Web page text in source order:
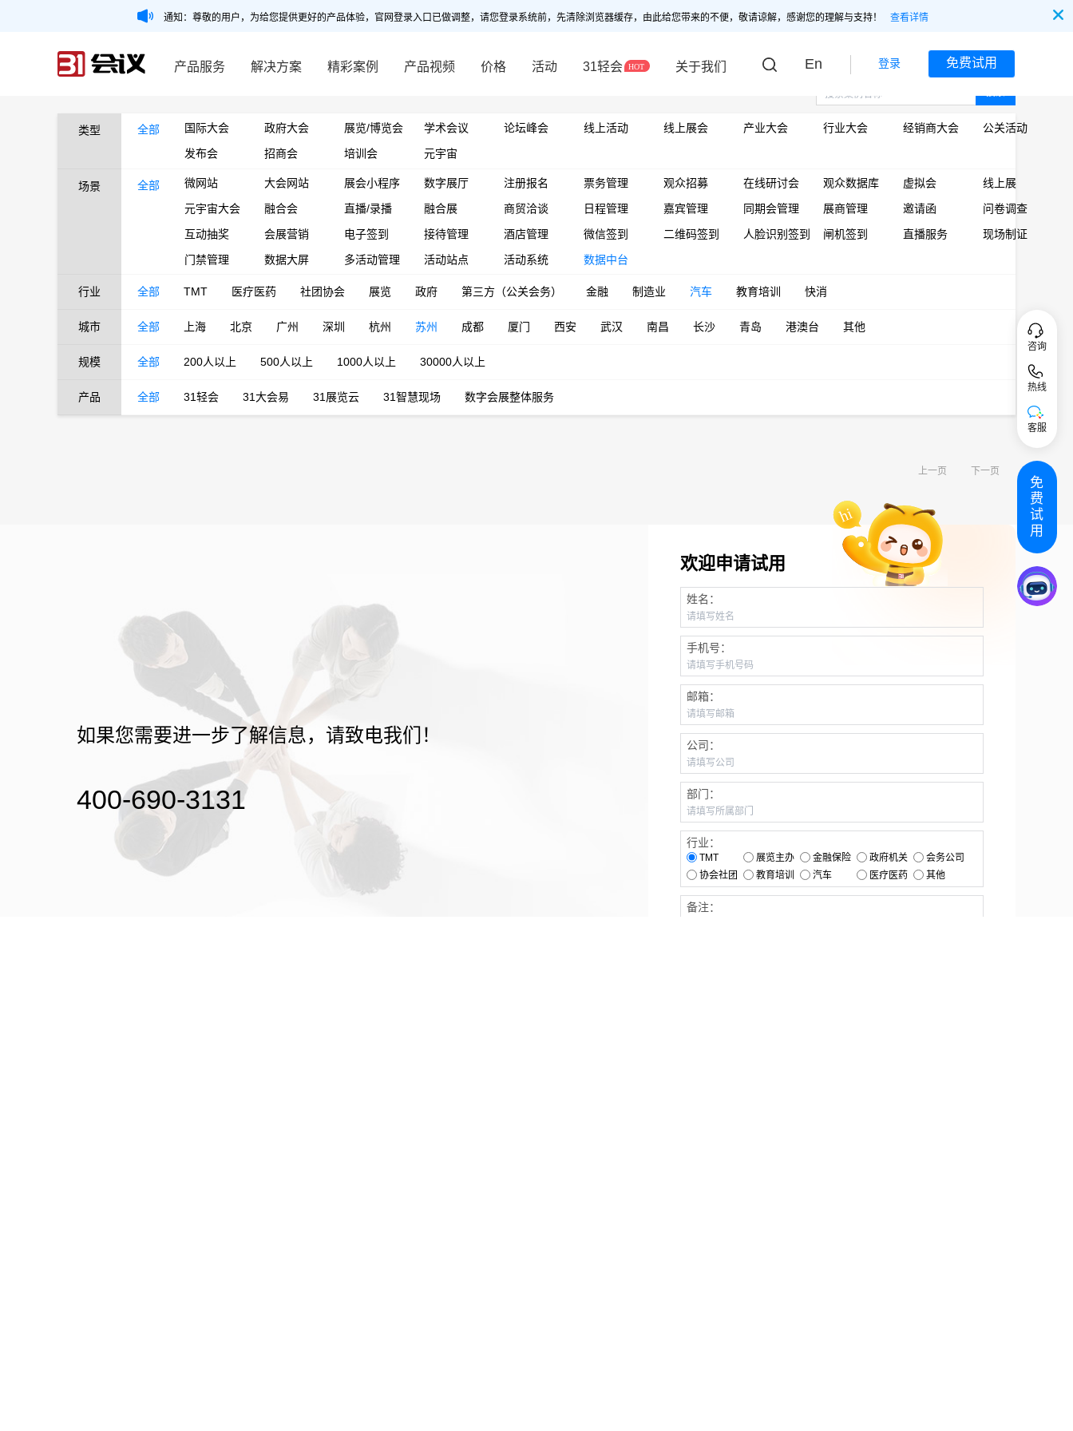
通知：尊敬的用户，为给您提供更好的产品体验，官网登录入口已做调整，请您登录系统前，先清除浏览器缓存，由此给您带来的不便，敬请谅解，感谢您的理解与支持！ 查看详情
产品服务 解决方案 精彩案例 产品视频 价格 活动 31轻会 关于我们 En 登录 免费试用
类型 全部 国际大会 政府大会 展览/博览会 学术会议 论坛峰会 线上活动 线上展会 产业大会 行业大会 经销商大会
公关活动
发布会
招商会 培训会 元宇宙
场景 全部 微网站 大会网站 展会小程序 数字展厅 注册报名 票务管理 观众招募 在线研讨会 观众数据库 虚拟会
线上展
元宇宙大会
融合会 直播/录播 融合展 商贸洽谈 日程管理 嘉宾管理 同期会管理 展商管理 邀请函
问卷调查
互动抽奖
会展营销 电子签到 接待管理 酒店管理 微信签到 二维码签到 人脸识别签到 闸机签到 直播服务
现场制证
门禁管理
数据大屏 多活动管理 活动站点 活动系统 数据中台
行业 全部 TMT 医疗医药 社团协会 展览 政府 第三方（公关会务） 金融 制造业 汽车 教育培训 快消
城市 全部 上海 北京 广州 深圳 杭州 苏州 成都 厦门 西安 武汉 南昌 长沙 青岛 港澳台 其他
规模 全部 200人以上 500人以上 1000人以上 30000人以上
产品 全部 31轻会 31大会易 31展览云 31智慧现场 数字会展整体服务
上一页 下一页
如果您需要进一步了解信息，请致电我们！
400-690-3131
欢迎申请试用
姓名：
手机号：
邮箱：
公司：
部门：
行业：
TMT 展览主办 金融保险 政府机关
会务公司
协会社团
教育培训 汽车 医疗医药 其他
备注：
咨询
热线
客服
免
费
试
用